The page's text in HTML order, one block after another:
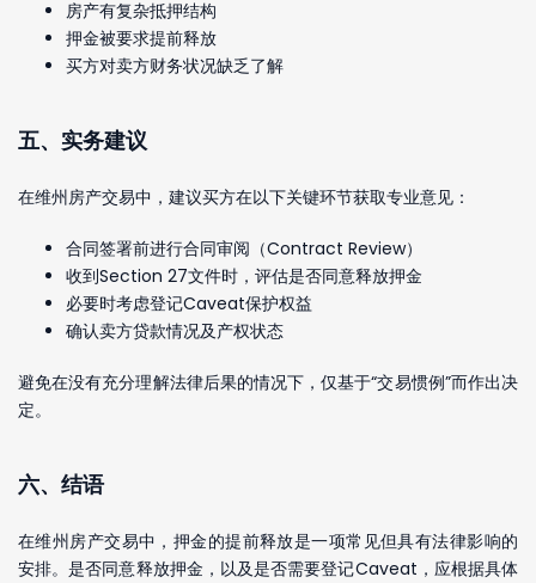
房产有复杂抵押结构
押金被要求提前释放
买方对卖方财务状况缺乏了解
五、实务建议
在维州房产交易中，建议买方在以下关键环节获取专业意见：
合同签署前进行合同审阅（Contract Review）
收到Section 27文件时，评估是否同意释放押金
必要时考虑登记Caveat保护权益
确认卖方贷款情况及产权状态
避免在没有充分理解法律后果的情况下，仅基于“交易惯例”而作出决
定。
六、结语
在维州房产交易中，押金的提前释放是一项常见但具有法律影响的
安排。是否同意释放押金，以及是否需要登记Caveat，应根据具体